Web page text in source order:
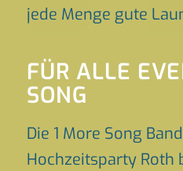
jede Menge gute
FÜR ALLE
SONG
Die 1 More Song
Hochzeitsparty Roth